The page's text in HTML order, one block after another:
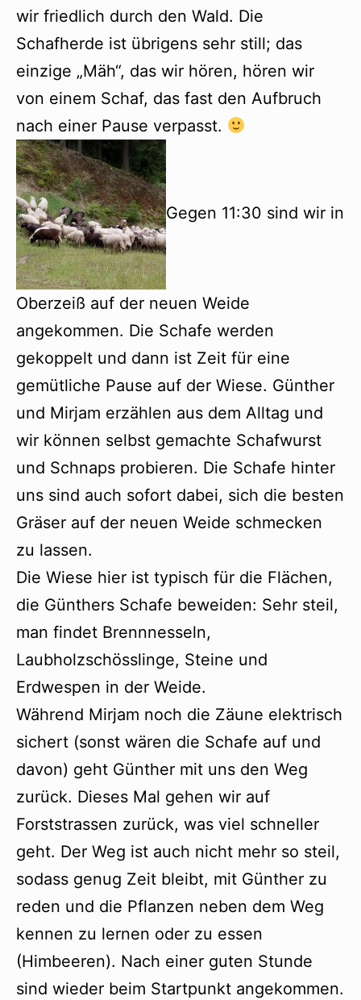
wir friedlich durch den Wald. Die
Schafherde ist übrigens sehr still; das
einzige „Mäh“, das wir hören, hören wir
von einem Schaf, das fast den Aufbruch
nach einer Pause verpasst.
Gegen 11:30 sind wir in
Oberzeiß auf der neuen Weide
angekommen. Die Schafe werden
gekoppelt und dann ist Zeit für eine
gemütliche Pause auf der Wiese. Günther
und Mirjam erzählen aus dem Alltag und
wir können selbst gemachte Schafwurst
und Schnaps probieren. Die Schafe hinter
uns sind auch sofort dabei, sich die besten
Gräser auf der neuen Weide schmecken
zu lassen.
Die Wiese hier ist typisch für die Flächen,
die Günthers Schafe beweiden: Sehr steil,
man findet Brennnesseln,
Laubholzschösslinge, Steine und
Erdwespen in der Weide.
Während Mirjam noch die Zäune elektrisch
sichert (sonst wären die Schafe auf und
davon) geht Günther mit uns den Weg
zurück. Dieses Mal gehen wir auf
Forststrassen zurück, was viel schneller
geht. Der Weg ist auch nicht mehr so steil,
sodass genug Zeit bleibt, mit Günther zu
reden und die Pflanzen neben dem Weg
kennen zu lernen oder zu essen
(Himbeeren). Nach einer guten Stunde
sind wieder beim Startpunkt angekommen.